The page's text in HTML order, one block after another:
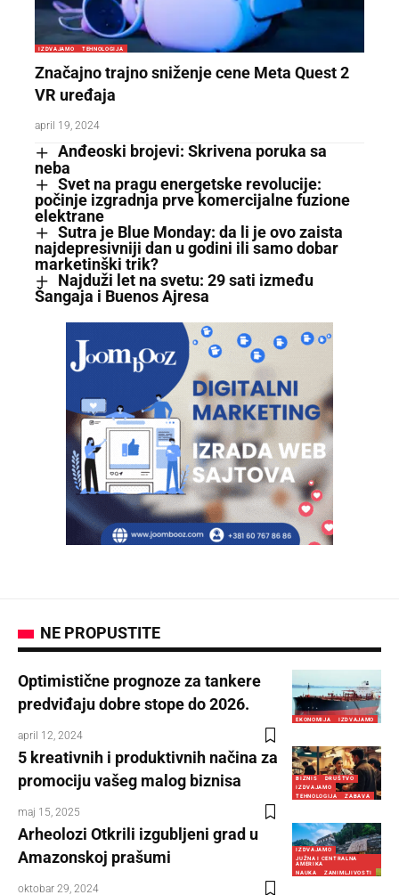
IZDVAJAMO TEHNOLOGIJA
Značajno trajno sniženje cene Meta Quest 2
VR uređaja
april 19, 2024
Anđeoski brojevi: Skrivena poruka sa
neba
Svet na pragu energetske revolucije:
počinje izgradnja prve komercijalne fuzione
elektrane
Sutra je Blue Monday: da li je ovo zaista
najdepresivniji dan u godini ili samo dobar
marketinški trik?
Najduži let na svetu: 29 sati između
Šangaja i Buenos Ajresa
NE PROPUSTITE
EKONOMIJA IZDVAJAMO
Optimistične prognoze za tankere
predviđaju dobre stope do 2026.
april 12, 2024
BIZNIS
DRUŠTVO
IZDVAJAMO
TEHNOLOGIJA
ZABAVA
5 kreativnih i produktivnih načina za
promociju vašeg malog biznisa
maj 15, 2025
IZDVAJAMO
JUŽNA I CENTRALNA
AMERIKA
NAUKA
ZANIMLJIVOSTI
Arheolozi Otkrili izgubljeni grad u
Amazonskoj prašumi
oktobar 29, 2024